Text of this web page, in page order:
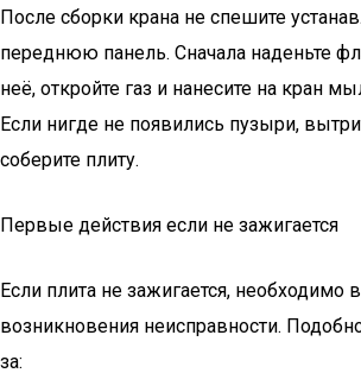
После сборки крана не спешите
переднюю панель. Сначала наденьте
неё, откройте газ и нанесите на кран
Если нигде не появились пузыри,
соберите плиту.
Первые действия если не зажигается
Если плита не зажигается, необходимо
возникновения неисправности.
за: